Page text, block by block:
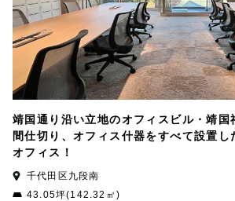
靖国通り沿い立地のオフィスビル・靖国
間仕切り、オフィス什器をすべて設置し
オフィス！
千代田区九段南
43.05坪(142.32㎡)